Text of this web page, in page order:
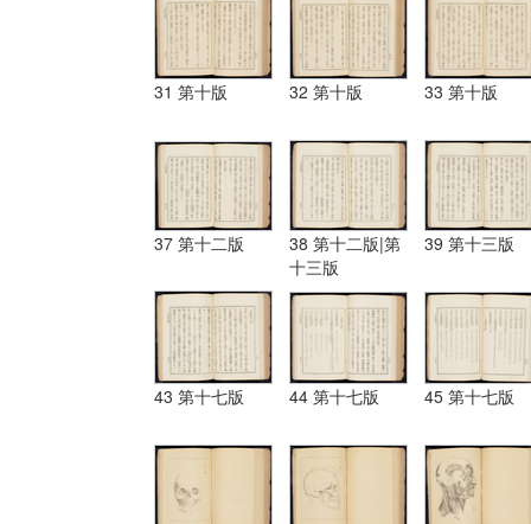
31 第十版 32 第十版 33 第十版
37 第十二版
38 第十二版|第
十三版
39 第十三版
43 第十七版 44 第十七版 45 第十七版